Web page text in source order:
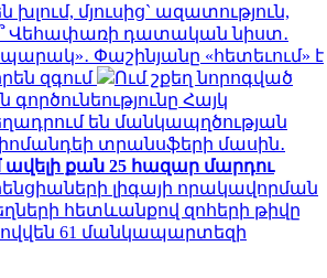
խլում, մյուսից` ազատություն,
Վեհափառի դատական նիստ․
Փաշինյանը «հետեւում» է
զգում
Ում շքեղ նորոգված
Հայկ
են մանկապղծության
տրանսֆերի մասին․
ավելի քան 25 հազար մարդու
լիգայի որակավորման
հետևանքով զոհերի թիվը
61 մանկապարտեզի